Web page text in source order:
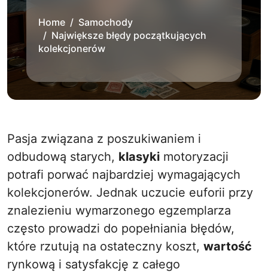
Home
Samochody
Największe błędy początkujących
kolekcjonerów
Pasja związana z poszukiwaniem i
odbudową starych, klasyki motoryzacji
potrafi porwać najbardziej wymagających
kolekcjonerów. Jednak uczucie euforii przy
znalezieniu wymarzonego egzemplarza
często prowadzi do popełniania błędów,
które rzutują na ostateczny koszt, wartość
rynkową i satysfakcję z całego